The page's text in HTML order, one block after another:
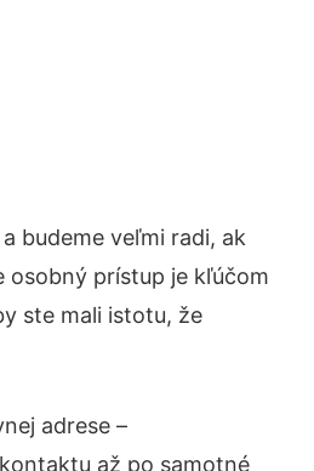
budeme veľmi radi, ak
osobný prístup je kľúčom
ste mali istotu, že
adrese –
až po samotné